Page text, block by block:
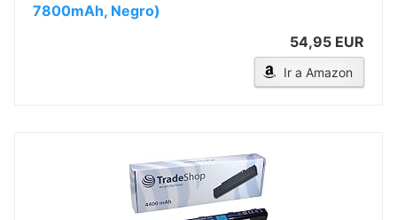
7800mAh, Negro)
54,95 EUR
Ir a Amazon